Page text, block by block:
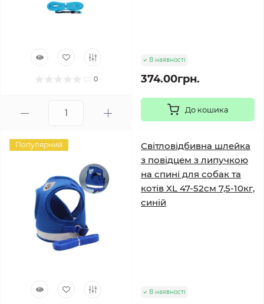
0
В наявності
374.00грн.
До кошика
Популярний
Світловідбивна шлейка
з повідцем з липучкою
на спині для собак та
котів XL 47-52см 7,5-10кг,
синій
В наявності